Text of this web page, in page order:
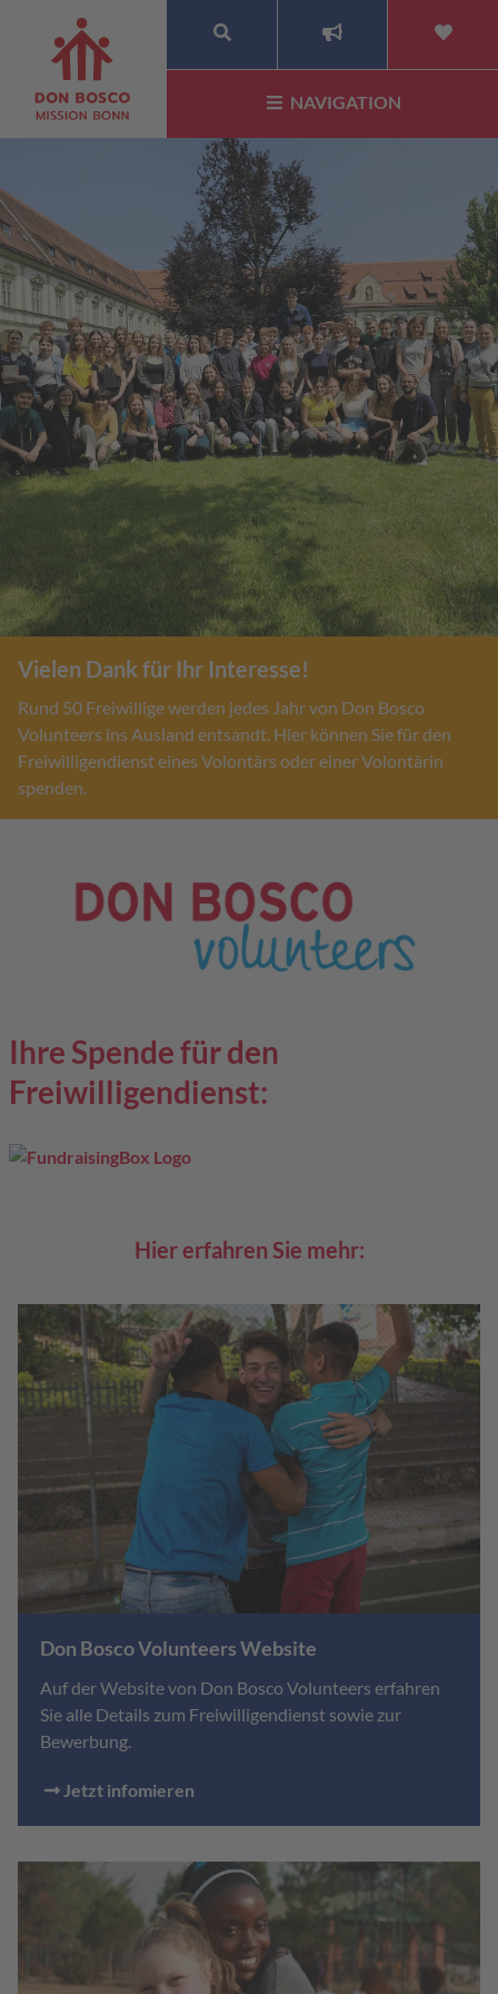
SUCHE
NAVIGATION
Vielen Dank für Ihr Interesse!
Rund 50 Freiwillige werden jedes Jahr von Don Bosco
Volunteers ins Ausland entsandt. Hier können Sie für den
Freiwilligendienst eines Volontärs oder einer Volontärin
spenden.
Ihre Spende für den
Freiwilligendienst:
Hier erfahren Sie mehr:
Don Bosco Volunteers Website
Auf der Website von Don Bosco Volunteers erfahren
Sie alle Details zum Freiwilligendienst sowie zur
Bewerbung.
Jetzt infomieren